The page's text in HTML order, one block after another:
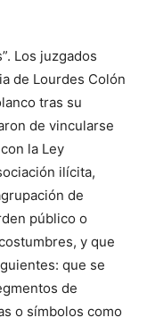
Los juzgados
de Lourdes Colón
tras su
de vincularse
la Ley
ilícita,
de
público o
y que
que se
de
o símbolos como